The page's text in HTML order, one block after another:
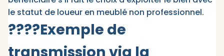
le statut de loueur en meublé non professionnel.
????Exemple de